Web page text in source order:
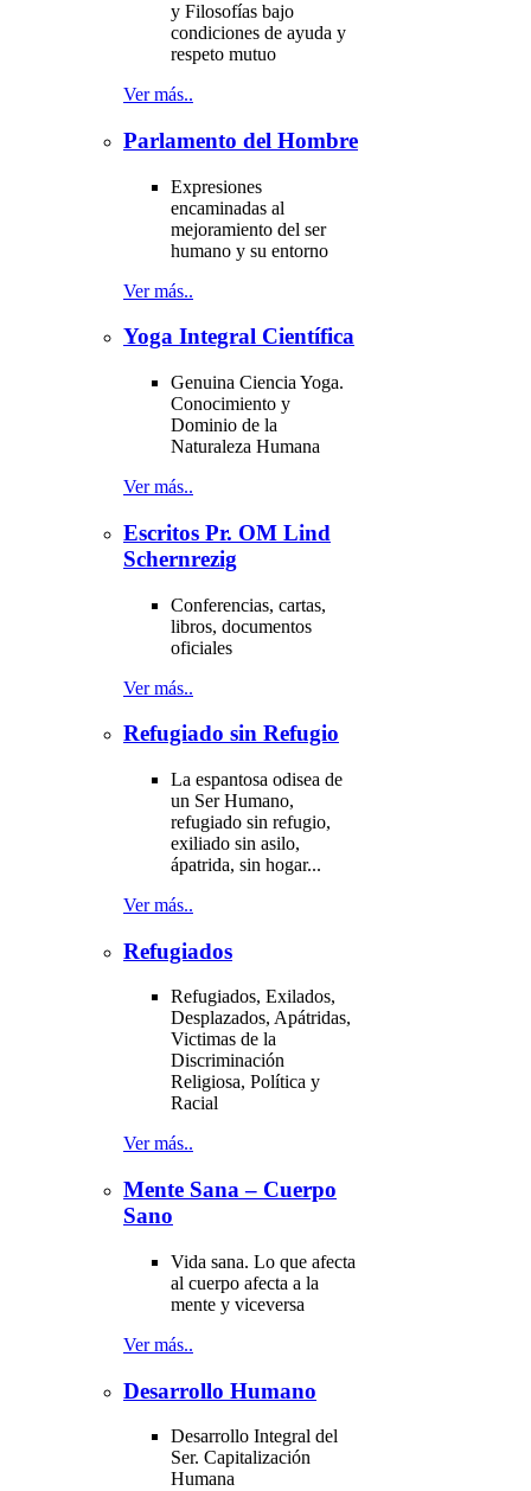
y Filosofías bajo
condiciones de ayuda y
respeto mutuo
Ver más..
Parlamento del Hombre
Expresiones
encaminadas al
mejoramiento del ser
humano y su entorno
Ver más..
Yoga Integral Científica
Genuina Ciencia Yoga.
Conocimiento y
Dominio de la
Naturaleza Humana
Ver más..
Escritos Pr. OM Lind
Schernrezig
Conferencias, cartas,
libros, documentos
oficiales
Ver más..
Refugiado sin Refugio
La espantosa odisea de
un Ser Humano,
refugiado sin refugio,
exiliado sin asilo,
ápatrida, sin hogar...
Ver más..
Refugiados
Refugiados, Exilados,
Desplazados, Apátridas,
Victimas de la
Discriminación
Religiosa, Política y
Racial
Ver más..
Mente Sana – Cuerpo
Sano
Vida sana. Lo que afecta
al cuerpo afecta a la
mente y viceversa
Ver más..
Desarrollo Humano
Desarrollo Integral del
Ser. Capitalización
Humana